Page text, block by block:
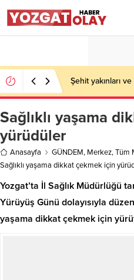
Şehit yakınları
Sağlıklı yaşama
yürüdüler
Anasayfa GÜNDEM, Merkez,Tüm
Sağlıklı yaşama dikkat çekmek için
Yozgat’ta İl Sağlık Müdürlüğü
Yürüyüş Günü dolayısıyla
yaşama dikkat çekmek için